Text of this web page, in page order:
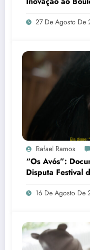
27 De Agosto De
Rafael Ramos
“Os Avós”:
Disputa Festival
16 De Agosto De